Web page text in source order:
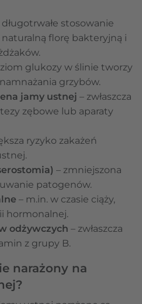
długotrwałe stosowanie
florę bakteryjną i
glukozy w ślinie tworzy
grzybów.
jamy ustnej – zwłaszcza
zębowe lub aparaty
ryzyko zakażeń
– zmniejszona
patogenów.
– m.in. w czasie ciąży,
hormonalnej.
odżywczych – zwłaszcza
z grupy B.
narażony na